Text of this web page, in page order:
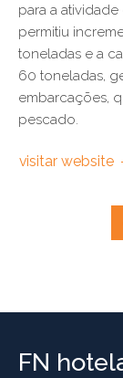
para a
permitiu
toneladas e a
60 toneladas,
embarcações,
pescado.
visitar website
FN